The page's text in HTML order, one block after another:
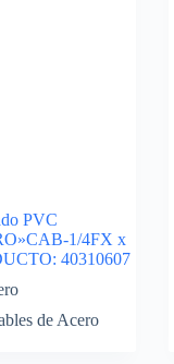
PVC
1/4FX x
40310607
de Acero